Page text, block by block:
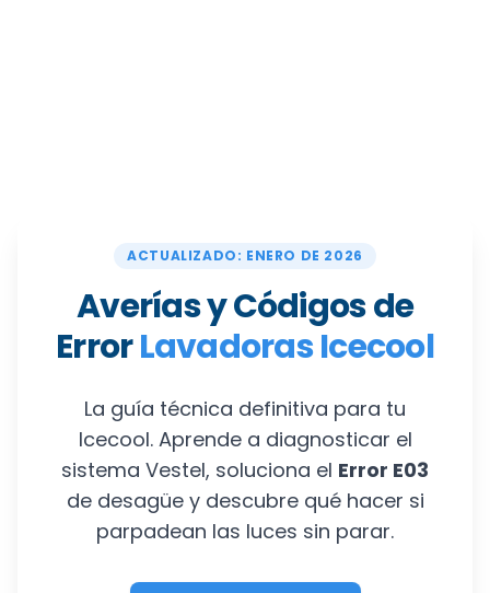
ACTUALIZADO: ENERO DE 2026
Averías y Códigos de
ErrorLavadoras Icecool
La guía técnica definitiva para tu
Icecool. Aprende a diagnosticar el
sistema Vestel, soluciona el Error E03
de desagüe y descubre qué hacer si
parpadean las luces sin parar.